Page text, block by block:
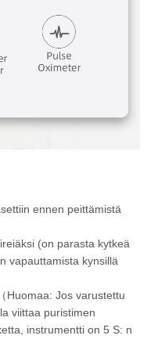
ennen peittämistä
(on parasta kytkeä
vapauttamista kynsillä
Huomaa: Jos varustettu
viittaa puristimen
instrumentti on 5 S: n